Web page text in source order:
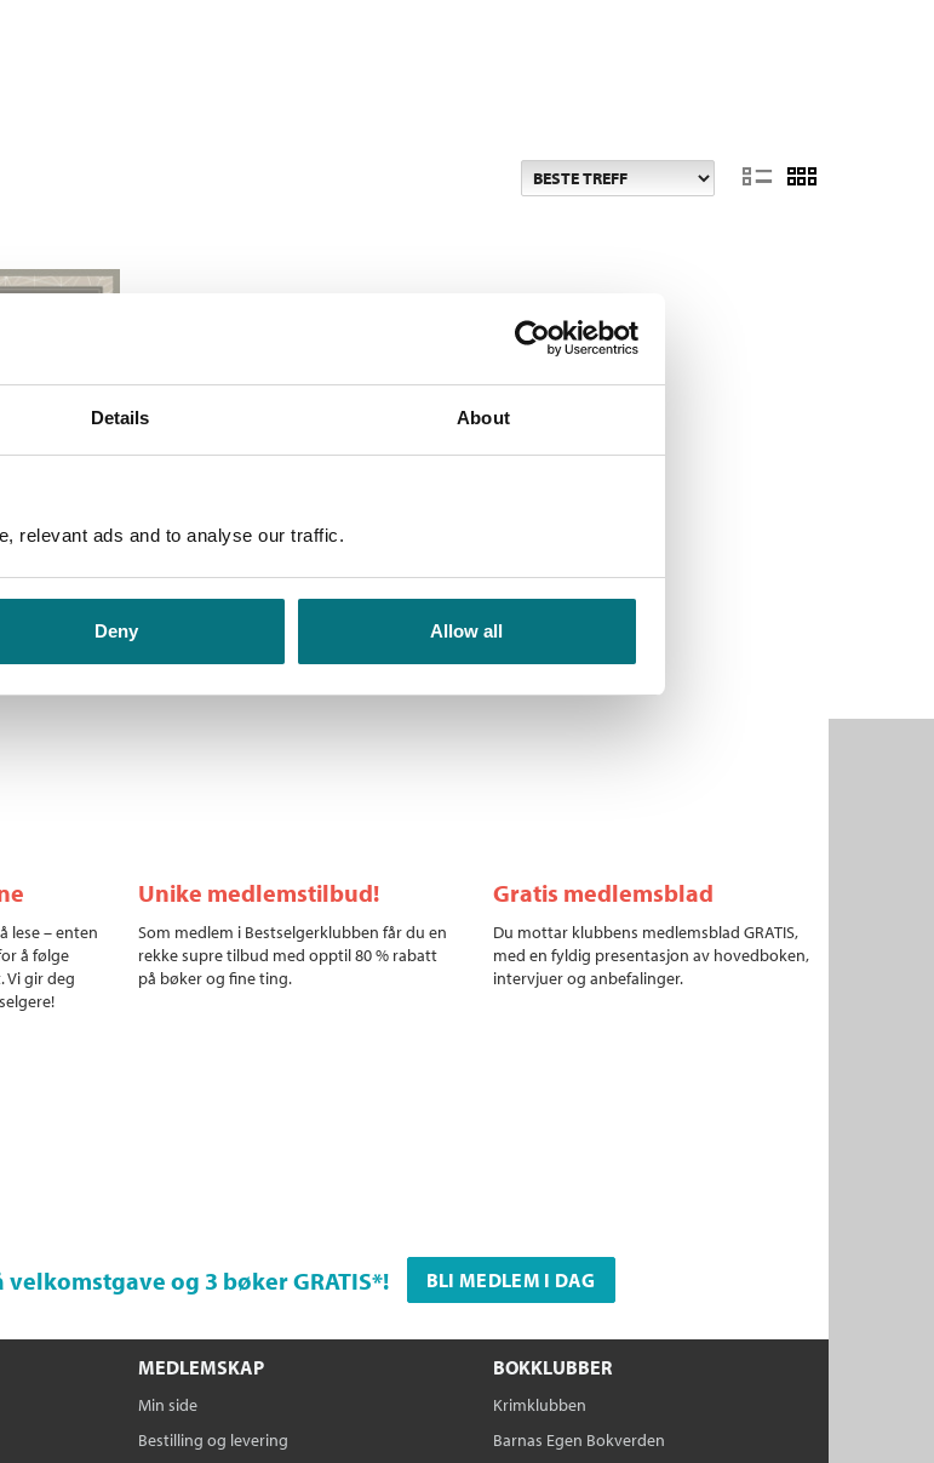
Details About
relevant ads and to analyse our traffic.
Deny Allow all
Bjørn
Irgens-Jensen
ogBerge
lese – enten
å følge
gir deg
Unike medlemstilbud!
Som medlem i Bestselgerklubben får du en
rekke supre tilbud med opptil 80 % rabatt
på bøker og fine ting.
Gratis medlemsblad
Du mottar klubbens medlemsblad GRATIS,
med en fyldig presentasjon av hovedboken,
intervjuer og anbefalinger.
velkomstgave og 3 bøker GRATIS*! BLI MEDLEM I DAG
MEDLEMSKAP
Min side
Bestilling og levering
BOKKLUBBER
Krimklubben
Barnas Egen Bokverden